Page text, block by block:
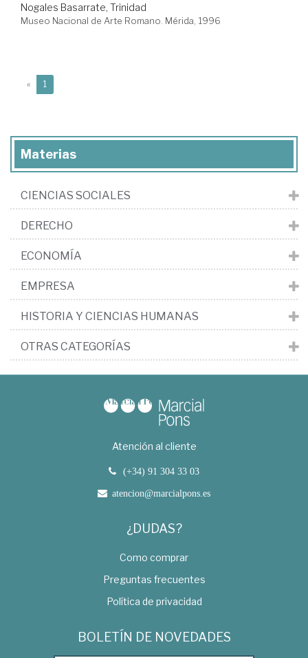
Nogales Basarrate, Trinidad
Museo Nacional de Arte Romano. Mérida, 1996
« 1
Materias
CIENCIAS SOCIALES
DERECHO
ECONOMÍA
EMPRESA
HISTORIA Y CIENCIAS HUMANAS
OTRAS CATEGORÍAS
Atención al cliente
(+34) 91 304 33 03
atencion@marcialpons.es
¿DUDAS?
Como comprar
Preguntas frecuentes
Política de privacidad
BOLETÍN DE NOVEDADES